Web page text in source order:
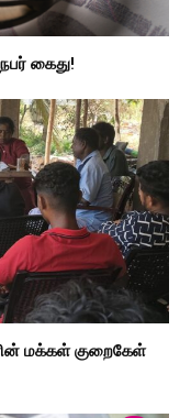
கைது!
மக்கள் குறைகேள்